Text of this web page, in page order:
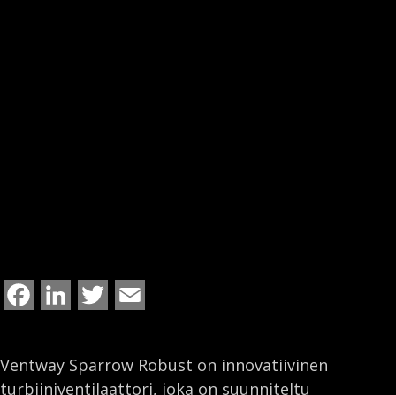
Ventway Sparrow Robust on innovatiivinen
turbiiniventilaattori, joka on suunniteltu
e
n
k
t
a
i